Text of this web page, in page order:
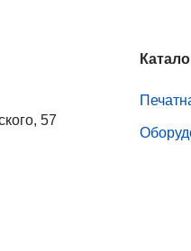
57